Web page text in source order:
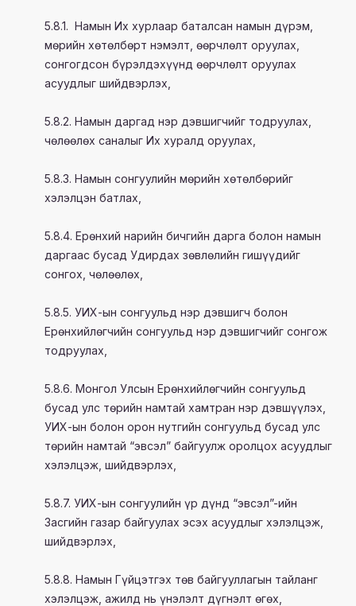
5.8.1. Намын Их хурлаар баталсан намын дүрэм,
мөрийн хөтөлбөрт нэмэлт, өөрчлөлт оруулах,
сонгогдсон бүрэлдэхүүнд өөрчлөлт оруулах
асуудлыг шийдвэрлэх,
5.8.2. Намын даргад нэр дэвшигчийг тодруулах,
чөлөөлөх саналыг Их хуралд оруулах,
5.8.3. Намын сонгуулийн мөрийн хөтөлбөрийг
хэлэлцэн батлах,
5.8.4. Ерөнхий нарийн бичгийн дарга болон намын
даргаас бусад Удирдах зөвлөлийн гишүүдийг
сонгох, чөлөөлөх,
5.8.5. УИХ-ын сонгуульд нэр дэвшигч болон
Ерөнхийлөгчийн сонгуульд нэр дэвшигчийг сонгож
тодруулах,
5.8.6. Монгол Улсын Ерөнхийлөгчийн сонгуульд
бусад улс төрийн намтай хамтран нэр дэвшүүлэх,
УИХ-ын болон орон нутгийн сонгуульд бусад улс
төрийн намтай “эвсэл” байгуулж оролцох асуудлыг
хэлэлцэж, шийдвэрлэх,
5.8.7. УИХ-ын сонгуулийн үр дүнд “эвсэл”-ийн
Засгийн газар байгуулах эсэх асуудлыг хэлэлцэж,
шийдвэрлэх,
5.8.8. Намын Гүйцэтгэх төв байгууллагын тайланг
хэлэлцэж, ажилд нь үнэлэлт дүгнэлт өгөх,